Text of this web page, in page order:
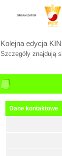
Kolejna edycja
Szczegóły znajdują
Dane kontaktowe